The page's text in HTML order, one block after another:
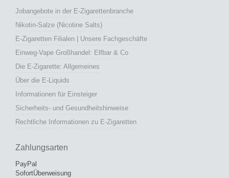
Jobangebote in der E-Zigarettenbranche
Nikotin-Salze (Nicotine Salts)
E-Zigaretten Filialen | Unsere Fachgeschäfte
Einweg-Vape Großhandel: Elfbar & Co
Die E-Zigarette: Allgemeines
Über die E-Liquids
Informationen für Einsteiger
Sicherheits- und Gesundheitshinweise
Rechtliche Informationen zu E-Zigaretten
Zahlungsarten
PayPal
SofortÜberweisung